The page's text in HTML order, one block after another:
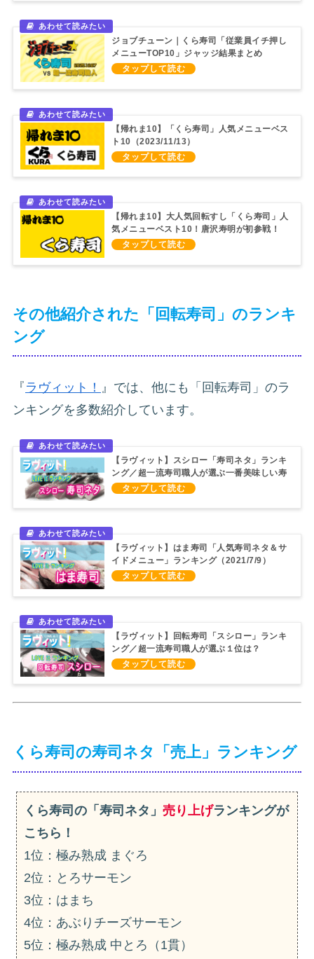
ジョブチューン｜くら寿司「従業員イチ押し
メニューTOP10」ジャッジ結果まとめ
（2025/12/27）
【帰れま10】「くら寿司」人気メニューベス
ト10（2023/11/13）
【帰れま10】大人気回転すし「くら寿司」人
気メニューベスト10！唐沢寿明が初参戦！
（2020/10/5）
その他紹介された「回転寿司」のランキ
ング
『 ラヴィット！
』では、他にも「回転寿司」のラ
ンキングを多数紹介しています。
【ラヴィット】スシロー「寿司ネタ」ランキ
ング／超一流寿司職人が選ぶ一番美味しい寿
司ネタは？（2021/10/8）
【ラヴィット】はま寿司「人気寿司ネタ＆サ
イドメニュー」ランキング（2021/7/9）
【ラヴィット】回転寿司「スシロー」ランキ
ング／超一流寿司職人が選ぶ１位は？
（2021/4/2）
くら寿司の寿司ネタ「売上」ランキング
くら寿司の「寿司ネタ」 売り上げランキングが
こちら！
1位：極み熟成 まぐろ
2位：とろサーモン
3位：はまち
4位：あぶりチーズサーモン
5位：極み熟成 中とろ（1貫）